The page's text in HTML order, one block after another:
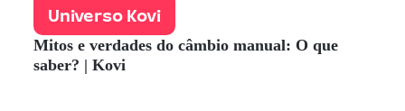
Universo Kovi
Mitos e verdades do câmbio manual: O que
saber? | Kovi